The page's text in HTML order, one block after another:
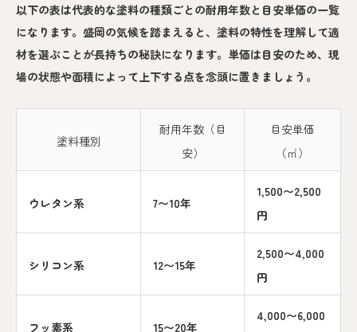
以下の表は代表的な塗料の種類ごとの耐用年数と目安単価の一覧
になります。盛岡の気候を踏まえると、塗料の特性を理解して適
材を選ぶことが長持ちの秘訣になります。単価は目安のため、現
場の状態や面積によって上下する点を念頭に置きましょう。
塗料種別
耐用年数（目
安）
目安単価
（㎡）
ウレタン系 7〜10年
1,500〜2,500
円
シリコン系 12〜15年
2,500〜4,000
円
フッ素系 15〜20年
4,000〜6,000